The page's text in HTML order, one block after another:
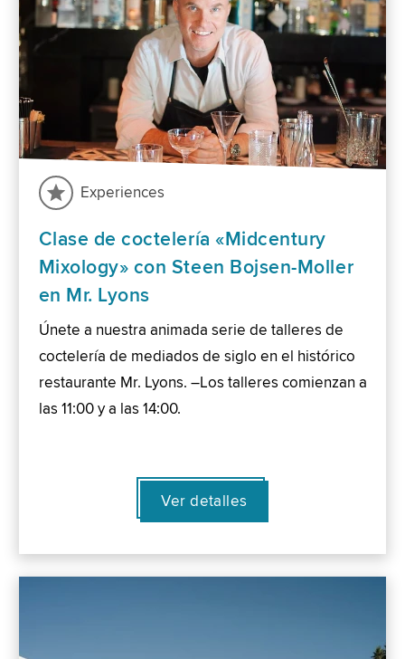
Experiences
Clase de coctelería «Midcentury
Mixology» con Steen Bojsen-Moller
en Mr. Lyons
Únete a nuestra animada serie de talleres de
coctelería de mediados de siglo en el histórico
restaurante Mr. Lyons. –Los talleres comienzan a
las 11:00 y a las 14:00.
Ver detalles